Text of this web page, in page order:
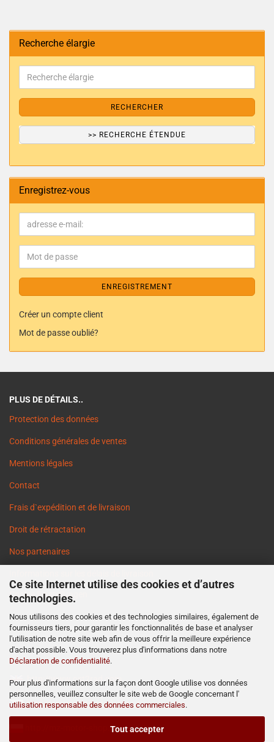
Ce site Internet utilise des cookies et d’autres
technologies.
Nous utilisons des cookies et des technologies similaires, également de
fournisseurs tiers, pour garantir les fonctionnalités de base et analyser
l'utilisation de notre site web afin de vous offrir la meilleure expérience
d'achat possible. Vous trouverez plus d'informations dans notre
Déclaration de confidentialité.
Pour plus d'informations sur la façon dont Google utilise vos données
personnelles, veuillez consulter le site web de Google concernant l'
utilisation responsable des données commerciales.
Tout accepter
Recherche élargie
RECHERCHER
>> RECHERCHE ÉTENDUE
Enregistrez-vous
ENREGISTREMENT
Créer un compte client
Mot de passe oublié?
PLUS DE DÉTAILS..
Protection des données
Conditions générales de ventes
Mentions légales
Contact
Frais d`expédition et de livraison
Droit de rétractation
Nos partenaires
Cookie Einstellungen
http://www.ost2rad.com
http://www.moto-prodejna.cz
http://mz-motor-shop.com